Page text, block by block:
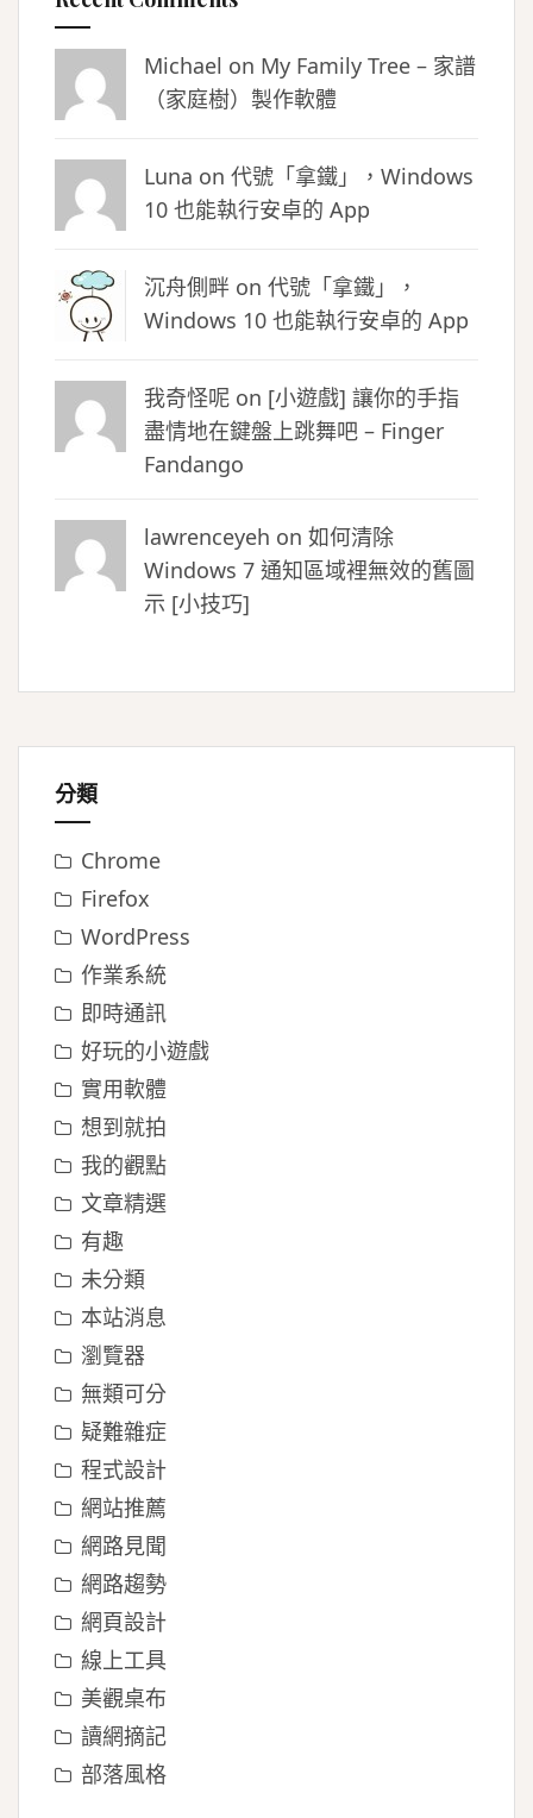
Michael on My Family Tree – 家譜
（家庭樹）製作軟體
Luna on 代號「拿鐵」，Windows
10 也能執行安卓的 App
沉舟側畔 on 代號「拿鐵」，
Windows 10 也能執行安卓的 App
我奇怪呢 on [小遊戲] 讓你的手指
盡情地在鍵盤上跳舞吧 – Finger
Fandango
lawrenceyeh on 如何清除
Windows 7 通知區域裡無效的舊圖
示 [小技巧]
分類
Chrome
Firefox
WordPress
作業系統
即時通訊
好玩的小遊戲
實用軟體
想到就拍
我的觀點
文章精選
有趣
未分類
本站消息
瀏覽器
無類可分
疑難雜症
程式設計
網站推薦
網路見聞
網路趨勢
網頁設計
線上工具
美觀桌布
讀網摘記
部落風格